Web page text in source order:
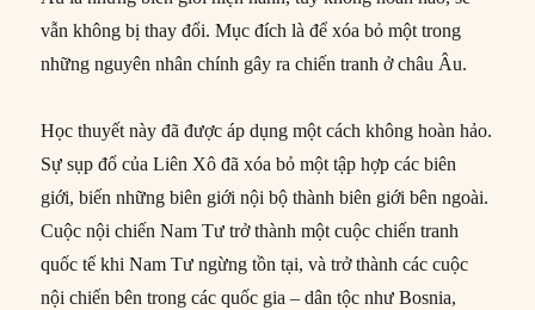
vẫn không bị thay đổi. Mục đích là để xóa bỏ một trong
những nguyên nhân chính gây ra chiến tranh ở châu Âu.
Học thuyết này đã được áp dụng một cách không hoàn hảo.
Sự sụp đổ của Liên Xô đã xóa bỏ một tập hợp các biên
giới, biến những biên giới nội bộ thành biên giới bên ngoài.
Cuộc nội chiến Nam Tư trở thành một cuộc chiến tranh
quốc tế khi Nam Tư ngừng tồn tại, và trở thành các cuộc
nội chiến bên trong các quốc gia – dân tộc như Bosnia,